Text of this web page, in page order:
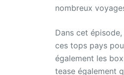
nombreux
Dans cet
ces tops pays
également les
tease également